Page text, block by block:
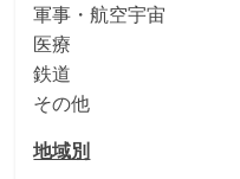
軍事・航空宇宙
医療
鉄道
その他
地域別